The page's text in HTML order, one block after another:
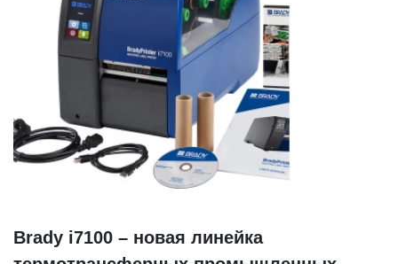
Brady i7100 – новая линейка